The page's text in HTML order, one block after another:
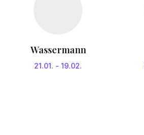
Wassermann
21.01. - 19.02.